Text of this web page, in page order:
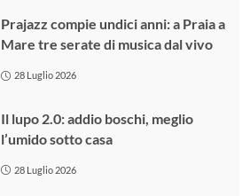
Prajazz compie undici anni: a Praia a
Mare tre serate di musica dal vivo
28 Luglio 2026
Il lupo 2.0: addio boschi, meglio
l’umido sotto casa
28 Luglio 2026